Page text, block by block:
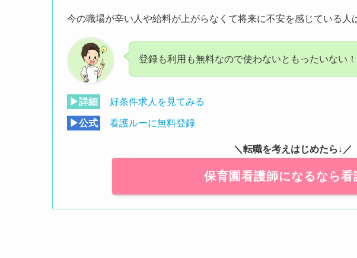
今の職場が辛い人や給料が上がらなくて将来に不安を感じている人
登録も利用も無料なので使わないともったいない！
▶詳細 好条件求人を見てみる
▶公式 看護ルーに無料登録
＼転職を考えはじめたら↓／
保育園看護師になるなら看